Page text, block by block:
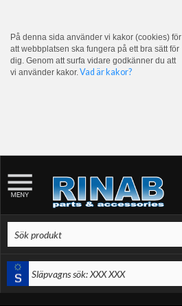
På denna sida använder vi kakor (cookies) för
att webbplatsen ska fungera på ett bra sätt för
dig. Genom att surfa vidare godkänner du att
vi använder kakor.Vad är kakor?